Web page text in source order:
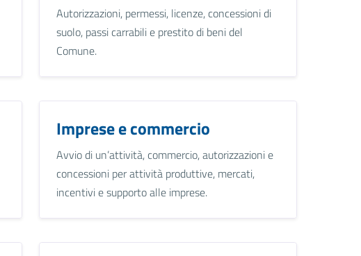
Autorizzazioni, permessi, licenze, concessioni di
suolo, passi carrabili e prestito di beni del
Comune.
Imprese e commercio
Avvio di un’attività, commercio, autorizzazioni e
concessioni per attività produttive, mercati,
incentivi e supporto alle imprese.